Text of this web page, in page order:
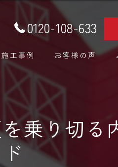
0120-108-633
施工事例 お客様の声
乗り切る
ド